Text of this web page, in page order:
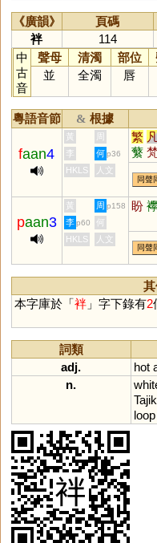
《廣韻》 頁碼
袢
114
中
古
音
聲母 清濁 部位
並
全濁 唇
粵語音節 & 根據
faan4
黃 周 繁
蘩
蠜
鷭
李 何 p36
HKLS 人文
同聲
paan3
黃 周 p158 盼
李 p60
何
HKLS
人文
同聲
本字庫於「袢」字下錄有2
詞類
adj.
hot
n.
Tajik
loop